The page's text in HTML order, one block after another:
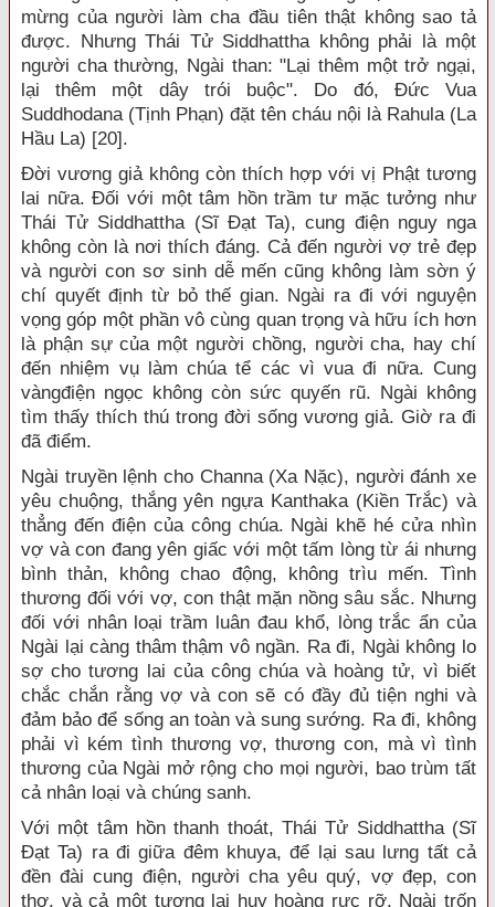
mừng của người làm cha đầu tiên thật không sao tả
được. Nhưng Thái Tử Siddhattha không phải là một
người cha thường, Ngài than: "Lại thêm một trở ngại,
lại thêm một dây trói buộc". Do đó, Đức Vua
Suddhodana (Tịnh Phạn) đặt tên cháu nội là Rahula (La
Hầu La) [20].
Đời vương giả không còn thích hợp với vị Phật tương
lai nữa. Đối với một tâm hồn trầm tư mặc tưởng như
Thái Tử Siddhattha (Sĩ Đạt Ta), cung điện nguy nga
không còn là nơi thích đáng. Cả đến người vợ trẻ đẹp
và người con sơ sinh dễ mến cũng không làm sờn ý
chí quyết định từ bỏ thế gian. Ngài ra đi với nguyện
vọng góp một phần vô cùng quan trọng và hữu ích hơn
là phận sự của một người chồng, người cha, hay chí
đến nhiệm vụ làm chúa tể các vì vua đi nữa. Cung
vàngđiện ngọc không còn sức quyến rũ. Ngài không
tìm thấy thích thú trong đời sống vương giả. Giờ ra đi
đã điểm.
Ngài truyền lệnh cho Channa (Xa Nặc), người đánh xe
yêu chuộng, thắng yên ngựa Kanthaka (Kiền Trắc) và
thẳng đến điện của công chúa. Ngài khẽ hé cửa nhìn
vợ và con đang yên giấc với một tấm lòng từ ái nhưng
bình thản, không chao động, không trìu mến. Tình
thương đối với vợ, con thật mặn nồng sâu sắc. Nhưng
đối với nhân loại trầm luân đau khổ, lòng trắc ẩn của
Ngài lại càng thâm thậm vô ngần. Ra đi, Ngài không lo
sợ cho tương lai của công chúa và hoàng tử, vì biết
chắc chắn rằng vợ và con sẽ có đầy đủ tiện nghi và
đảm bảo để sống an toàn và sung sướng. Ra đi, không
phải vì kém tình thương vợ, thương con, mà vì tình
thương của Ngài mở rộng cho mọi người, bao trùm tất
cả nhân loại và chúng sanh.
Với một tâm hồn thanh thoát, Thái Tử Siddhattha (Sĩ
Đạt Ta) ra đi giữa đêm khuya, để lại sau lưng tất cả
đền đài cung điện, người cha yêu quý, vợ đẹp, con
thơ, và cả một tương lai huy hoàng rực rỡ. Ngài trốn